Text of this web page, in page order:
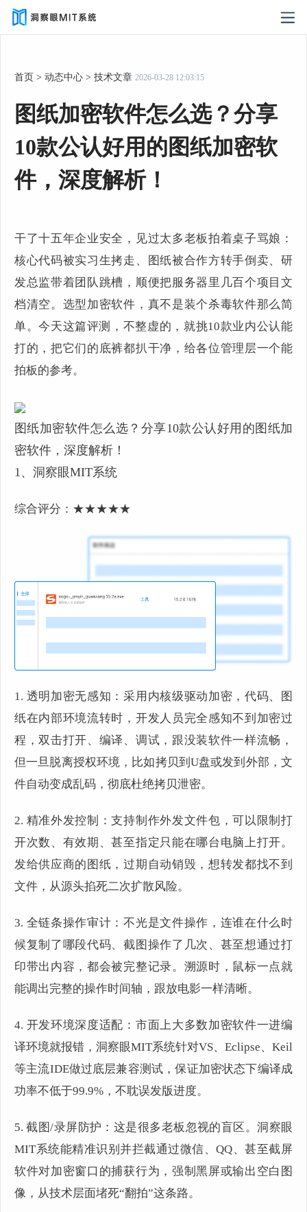
首页 > 动态中心 > 技术文章 2026-03-28 12:03:15
图纸加密软件怎么选？分享
10款公认好用的图纸加密软
件，深度解析！
干了十五年企业安全，见过太多老板拍着桌子骂娘：
核心代码被实习生拷走、图纸被合作方转手倒卖、研
发总监带着团队跳槽，顺便把服务器里几百个项目文
档清空。选型加密软件，真不是装个杀毒软件那么简
单。今天这篇评测，不整虚的，就挑10款业内公认能
打的，把它们的底裤都扒干净，给各位管理层一个能
拍板的参考。
图纸加密软件怎么选？分享10款公认好用的图纸加
密软件，深度解析！
1、洞察眼MIT系统
综合评分：★★★★★
1. 透明加密无感知：采用内核级驱动加密，代码、图
纸在内部环境流转时，开发人员完全感知不到加密过
程，双击打开、编译、调试，跟没装软件一样流畅，
但一旦脱离授权环境，比如拷贝到U盘或发到外部，文
件自动变成乱码，彻底杜绝拷贝泄密。
2. 精准外发控制：支持制作外发文件包，可以限制打
开次数、有效期、甚至指定只能在哪台电脑上打开。
发给供应商的图纸，过期自动销毁，想转发都找不到
文件，从源头掐死二次扩散风险。
3. 全链条操作审计：不光是文件操作，连谁在什么时
候复制了哪段代码、截图操作了几次、甚至想通过打
印带出内容，都会被完整记录。溯源时，鼠标一点就
能调出完整的操作时间轴，跟放电影一样清晰。
4. 开发环境深度适配：市面上大多数加密软件一进编
译环境就报错，洞察眼MIT系统针对VS、Eclipse、Keil
等主流IDE做过底层兼容测试，保证加密状态下编译成
功率不低于99.9%，不耽误发版进度。
5. 截图/录屏防护：这是很多老板忽视的盲区。洞察眼
MIT系统能精准识别并拦截通过微信、QQ、甚至截屏
软件对加密窗口的捕获行为，强制黑屏或输出空白图
像，从技术层面堵死“翻拍”这条路。